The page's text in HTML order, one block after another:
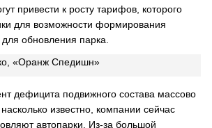
привести к росту тарифов, которого
для возможности формирования
обновления парка.
«Оранж Спедишн»
дефицита подвижного состава массово
известно, компании сейчас
автопарки. Из-за большой